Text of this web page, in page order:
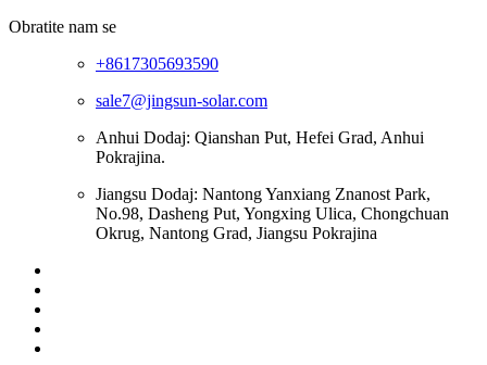
Obratite nam se
+8617305693590
sale7@jingsun-solar.com
Anhui Dodaj: Qianshan Put, Hefei Grad, Anhui
Pokrajina.
Jiangsu Dodaj: Nantong Yanxiang Znanost Park,
No.98, Dasheng Put, Yongxing Ulica, Chongchuan
Okrug, Nantong Grad, Jiangsu Pokrajina